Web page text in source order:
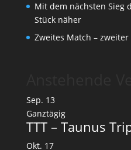
Mit dem nächsten Sieg
Stück näher
Zweites Match – zweiter
Sep. 13
Ganztägig
TTT – Taunus
Okt. 17